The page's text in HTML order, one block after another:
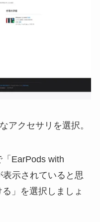
アクセサリを選択。
EarPods with
示されていると思
」を選択しましょ